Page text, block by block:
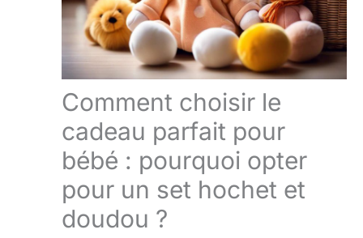
Comment choisir le
cadeau parfait pour
bébé : pourquoi opter
pour un set hochet et
doudou ?